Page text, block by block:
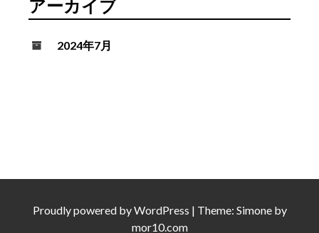
アーカイブ
2024年7月
Proudly powered byWordPress | Theme: Simoneby
mor10.com